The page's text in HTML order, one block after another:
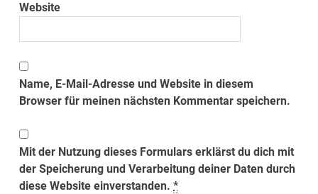
Website
Name, E-Mail-Adresse und Website in diesem
Browser für meinen nächsten Kommentar speichern.
Mit der Nutzung dieses Formulars erklärst du dich mit
der Speicherung und Verarbeitung deiner Daten durch
diese Website einverstanden.*